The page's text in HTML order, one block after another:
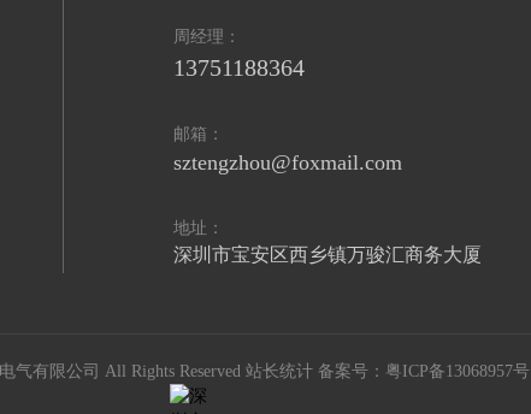
周经理：
13751188364
邮箱：
sztengzhou@foxmail.com
地址：
深圳市宝安区西乡镇万骏汇商务大厦
气有限公司 All Rights Reserved 站长统计 备案号： 粤ICP备13068957号